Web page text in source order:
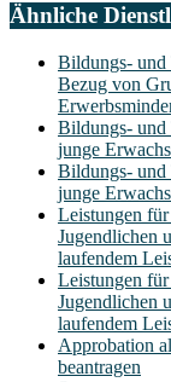
Ähnliche
Bildungs- und
Bezug von
Bildungs- und
junge
Bildungs- und
junge
Leistungen
Jugendlichen
laufendem
Leistungen
Jugendlichen
laufendem
Approbation
beantragen